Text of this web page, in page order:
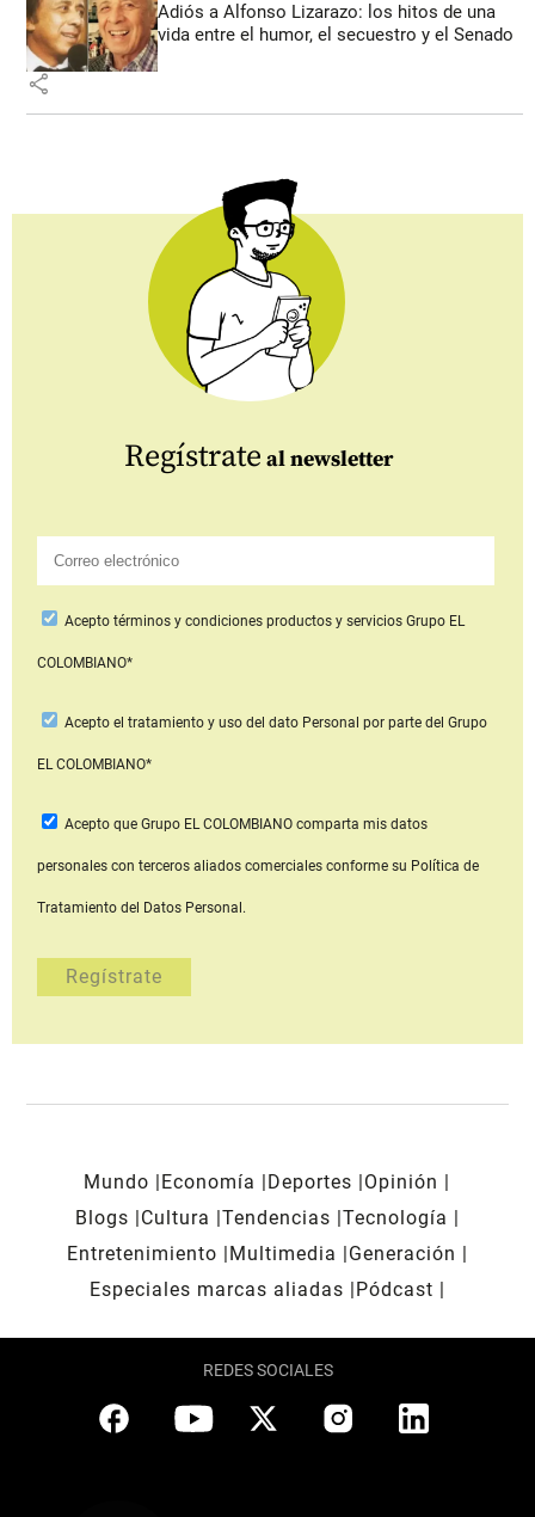
Adiós a Alfonso Lizarazo: los hitos de una
vida entre el humor, el secuestro y el Senado
share
Regístrate al newsletter
Aceptotérminos y condiciones productos y serviciosGrupo EL
COLOMBIANO*
Acepto el tratamiento y uso del dato Personal por parte del Grupo
EL COLOMBIANO*
Acepto que Grupo EL COLOMBIANOcomparta mis datos
personales con terceros aliados comerciales conforme su Política de
Tratamiento del Datos Personal.
Mundo Economía Deportes
Opinión
Blogs
Cultura Tendencias Tecnología
Entretenimiento
Multimedia
Generación
Especiales marcas aliadas
Pódcast
REDES SOCIALES